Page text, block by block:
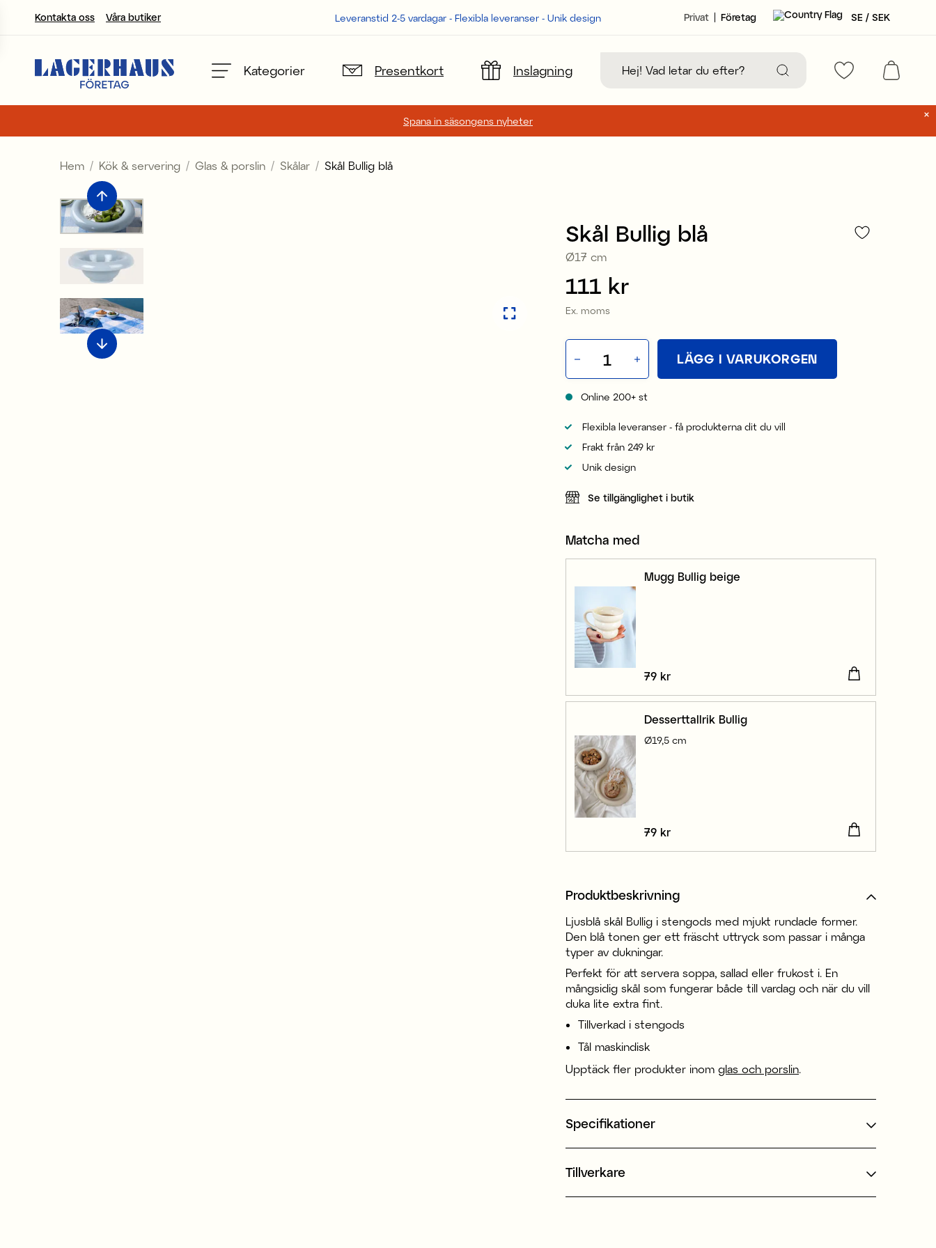
Kontakta oss Våra butiker Leveranstid 2-5 vardagar - Flexibla leveranser - Unik design Privat Företag SE / SEK
Kategorier Presentkort Inslagning
Spana in säsongens nyheter
Välj språk / valuta
FI / EUR
NO / NKR
SE / SEK
Hem Kök & servering Glas & porslin Skålar Skål Bullig blå
Skål Bullig blå
Ø17 cm
Pris :111 kr
111 kr
Ex. moms
LÄGG I VARUKORGEN
Online 200+st
Flexibla leveranser - få produkterna dit du vill
Frakt från 249 kr
Unik design
Se tillgänglighet i butik
Matcha med
Mugg Bullig beige
Pris:79 kr
79 kr
Desserttallrik Bullig
Ø19,5 cm
Pris:79 kr
79 kr
Produktbeskrivning
Ljusblå skål Bullig i stengods med mjukt rundade former.
Den blå tonen ger ett fräscht uttryck som passar i många
typer av dukningar.
Perfekt för att servera soppa, sallad eller frukost i. En
mångsidig skål som fungerar både till vardag och när du vill
duka lite extra fint.
Tillverkad i stengods
Tål maskindisk
Upptäck fler produkter inomglas och porslin.
Specifikationer
Tillverkare